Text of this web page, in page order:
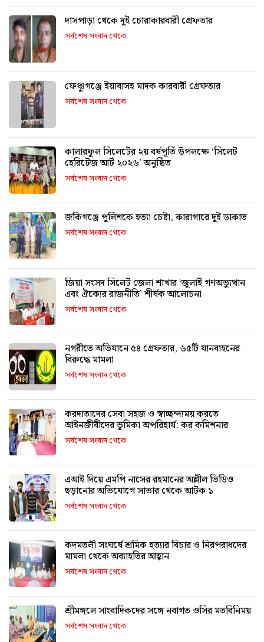
দাসপাড়া থেকে দুই চোরাকারবারী গ্রেফতার
সর্বশেষ সংবাদ থেকে
ফেঞ্চুগঞ্জে ইয়াবাসহ মাদক কারবারী গ্রেফতার
সর্বশেষ সংবাদ থেকে
কালারফুল সিলেটের ২য় বর্ষপূর্তি উপলক্ষে ‘সিলেট
হেরিটেজ আর্ট ২০২৬’ অনুষ্ঠিত
সর্বশেষ সংবাদ থেকে
জকিগঞ্জে পুলিশকে হত্যা চেষ্টা, কারাগারে দুই ডাকাত
সর্বশেষ সংবাদ থেকে
জিয়া সংসদ সিলেট জেলা শাখার ‘জুলাই গণঅভ্যুত্থান
এবং ঐক্যের রাজনীতি’ শীর্ষক আলোচনা
সর্বশেষ সংবাদ থেকে
নগরীতে অভিযানে ৫৪ গ্রেফতার, ৬৫টি যানবাহনের
বিরুদ্ধে মামলা
সর্বশেষ সংবাদ থেকে
করদাতাদের সেবা সহজ ও স্বাচ্ছন্দ্যময় করতে
আইনজীবীদের ভূমিকা অপরিহার্য: কর কমিশনার
সর্বশেষ সংবাদ থেকে
এআই দিয়ে এমপি নাসের রহমানের অশ্লীল ভিডিও
ছড়ানোর অভিযোগে সাভার থেকে আটক ১
সর্বশেষ সংবাদ থেকে
কদমতলী সংঘর্ষে শ্রমিক হত্যার বিচার ও নিরপরাধদের
মামলা থেকে অব্যাহতির আহ্বান
সর্বশেষ সংবাদ থেকে
শ্রীমঙ্গলে সাংবাদিকদের সঙ্গে নবাগত ওসির মতবিনিময়
সর্বশেষ সংবাদ থেকে